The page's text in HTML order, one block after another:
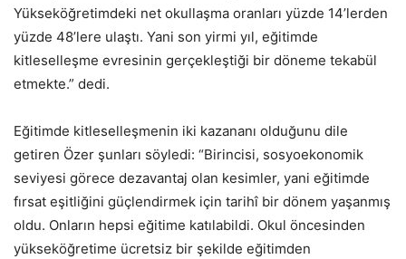
Yükseköğretimdeki net okullaşma oranları yüzde 14’lerden
yüzde 48’lere ulaştı. Yani son yirmi yıl, eğitimde
kitleselleşme evresinin gerçekleştiği bir döneme tekabül
etmekte.” dedi.
Eğitimde kitleselleşmenin iki kazananı olduğunu dile
getiren Özer şunları söyledi: “Birincisi, sosyoekonomik
seviyesi görece dezavantaj olan kesimler, yani eğitimde
fırsat eşitliğini güçlendirmek için tarihî bir dönem yaşanmış
oldu. Onların hepsi eğitime katılabildi. Okul öncesinden
yükseköğretime ücretsiz bir şekilde eğitimden